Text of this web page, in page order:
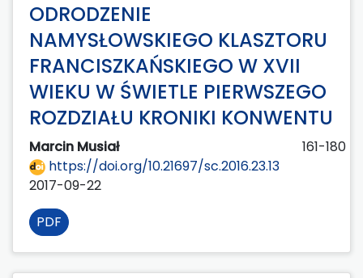
ODRODZENIE
NAMYSŁOWSKIEGO KLASZTORU
FRANCISZKAŃSKIEGO W XVII
WIEKU W ŚWIETLE PIERWSZEGO
ROZDZIAŁU KRONIKI KONWENTU
Marcin Musiał
161-180
https://doi.org/10.21697/sc.2016.23.13
2017-09-22
PDF